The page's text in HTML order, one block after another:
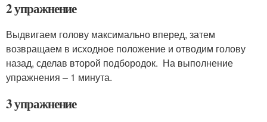
2 упражнение
Выдвигаем голову максимально вперед, затем
возвращаем в исходное положение и отводим голову
назад, сделав второй подбородок. На выполнение
упражнения – 1 минута.
3 упражнение